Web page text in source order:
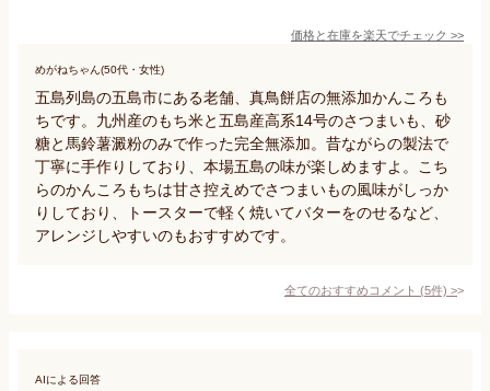
価格と在庫を楽天でチェック >>
めがねちゃん(50代・女性)
五島列島の五島市にある老舗、真鳥餅店の無添加かんころも
ちです。九州産のもち米と五島産高系14号のさつまいも、砂
糖と馬鈴薯澱粉のみで作った完全無添加。昔ながらの製法で
丁寧に手作りしており、本場五島の味が楽しめますよ。こち
らのかんころもちは甘さ控えめでさつまいもの風味がしっか
りしており、トースターで軽く焼いてバターをのせるなど、
アレンジしやすいのもおすすめです。
全てのおすすめコメント (5件) >
AIによる回答